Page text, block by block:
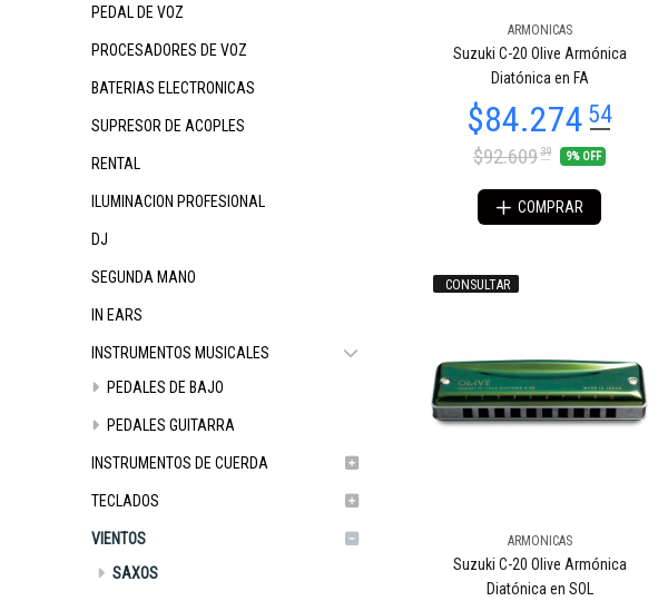
PEDAL DE VOZ
PROCESADORES DE VOZ
BATERIAS ELECTRONICAS
SUPRESOR DE ACOPLES
RENTAL
ILUMINACION PROFESIONAL
DJ
SEGUNDA MANO
IN EARS
INSTRUMENTOS MUSICALES
PEDALES DE BAJO
PEDALES GUITARRA
INSTRUMENTOS DE CUERDA
TECLADOS
VIENTOS
SAXOS
ARMONICAS
Suzuki C-20 Olive Armónica
Diatónica en FA
$92.60939 9% OFF
COMPRAR
CONSULTAR
ARMONICAS
Suzuki C-20 Olive Armónica
Diatónica en SOL
$54.961 $54.96166 $54.961
$89.16003 $61.068